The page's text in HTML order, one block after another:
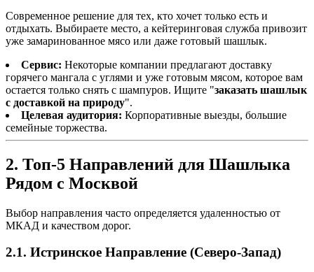
Современное решение для тех, кто хочет только есть и
отдыхать. Выбираете место, а кейтеринговая служба привозит
уже замаринованное мясо или даже готовый шашлык.
Сервис: Некоторые компании предлагают доставку
горячего мангала с углями и уже готовым мясом, которое вам
остается только снять с шампуров. Ищите "заказать шашлык
с доставкой на природу".
Целевая аудитория: Корпоративные выезды, большие
семейные торжества.
2. Топ-5 Направлений для Шашлыка
Рядом с Москвой
Выбор направления часто определяется удаленностью от
МКАД и качеством дорог.
2.1. Истринское Направление (Северо-Запад)